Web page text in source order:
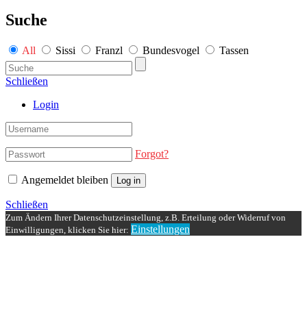
Suche
All Sissi Franzl Bundesvogel Tassen
Schließen
Login
Forgot?
Angemeldet bleiben Log in
Schließen
Zum Ändern Ihrer Datenschutzeinstellung, z.B. Erteilung oder Widerruf von
Einwilligungen, klicken Sie hier: Einstellungen